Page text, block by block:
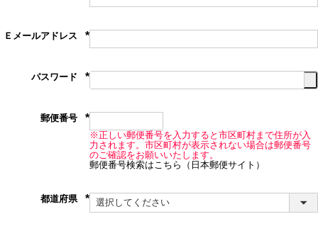
Ｅメールアドレス
(必
パスワード
(必
郵便番号
(必
須)※正しい郵便番号を入力すると市区町村まで住所が入
力されます。市区町村が表示されない場合は郵便番号
のご確認をお願いいたします。
郵便番号検索はこちら（日本郵便サイト）
都道府県